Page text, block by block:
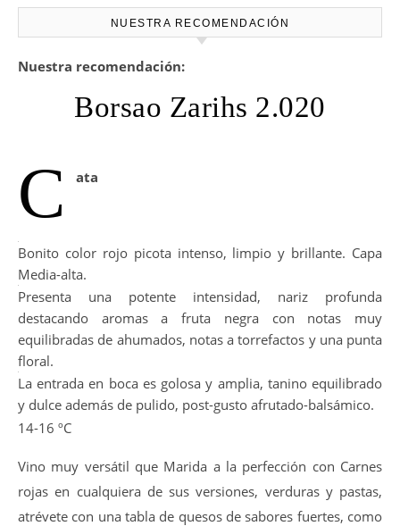
NUESTRA RECOMENDACIÓN
Nuestra recomendación:
Borsao Zarihs 2.020
C ata
Bonito color rojo picota intenso, limpio y brillante. Capa
Media-alta.
Presenta una potente intensidad, nariz profunda
destacando aromas a fruta negra con notas muy
equilibradas de ahumados, notas a torrefactos y una punta
floral.
La entrada en boca es golosa y amplia, tanino equilibrado
y dulce además de pulido, post-gusto afrutado-balsámico.
14-16 ºC
Vino muy versátil que Marida a la perfección con Carnes
rojas en cualquiera de sus versiones, verduras y pastas,
atrévete con una tabla de quesos de sabores fuertes, como